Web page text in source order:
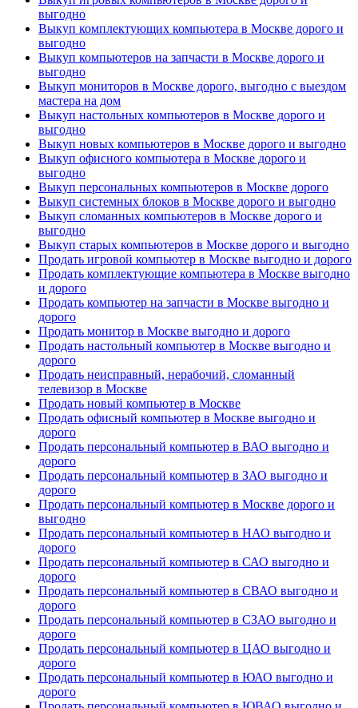
выгодно
Выкуп комплектующих компьютера в Москве дорого и
выгодно
Выкуп компьютеров на запчасти в Москве дорого и
выгодно
Выкуп мониторов в Москве дорого, выгодно с выездом
мастера на дом
Выкуп настольных компьютеров в Москве дорого и
выгодно
Выкуп новых компьютеров в Москве дорого и выгодно
Выкуп офисного компьютера в Москве дорого и
выгодно
Выкуп персональных компьютеров в Москве дорого
Выкуп системных блоков в Москве дорого и выгодно
Выкуп сломанных компьютеров в Москве дорого и
выгодно
Выкуп старых компьютеров в Москве дорого и выгодно
Продать игровой компьютер в Москве выгодно и дорого
Продать комплектующие компьютера в Москве выгодно
и дорого
Продать компьютер на запчасти в Москве выгодно и
дорого
Продать монитор в Москве выгодно и дорого
Продать настольный компьютер в Москве выгодно и
дорого
Продать неисправный, нерабочий, сломанный
телевизор в Москве
Продать новый компьютер в Москве
Продать офисный компьютер в Москве выгодно и
дорого
Продать персональный компьютер в ВАО выгодно и
дорого
Продать персональный компьютер в ЗАО выгодно и
дорого
Продать персональный компьютер в Москве дорого и
выгодно
Продать персональный компьютер в НАО выгодно и
дорого
Продать персональный компьютер в САО выгодно и
дорого
Продать персональный компьютер в СВАО выгодно и
дорого
Продать персональный компьютер в СЗАО выгодно и
дорого
Продать персональный компьютер в ЦАО выгодно и
дорого
Продать персональный компьютер в ЮАО выгодно и
дорого